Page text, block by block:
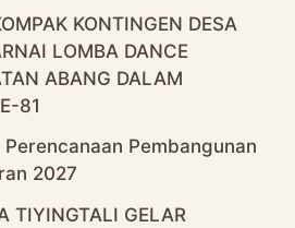
KONTINGEN DESA
LOMBA DANCE
ABANG DALAM
81
Pembangunan
2027
TIYINGTALI GELAR